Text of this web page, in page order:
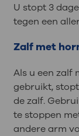
U stopt 3
tegen een
Zalf met
Als u een zalf
gebruikt,
de zalf.
te stoppen
andere arm